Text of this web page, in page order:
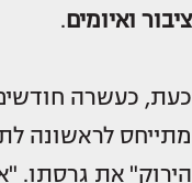
ציבור ואיומים.
כעת, כעשרה חודשים
מתייחס לראשונה
הירוק" את גרסתו.